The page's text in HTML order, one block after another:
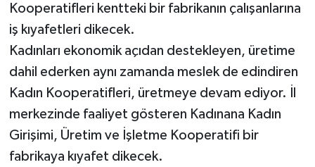
Kooperatifleri kentteki bir fabrikanın çalışanlarına
iş kıyafetleri dikecek.
Kadınları ekonomik açıdan destekleyen, üretime
dahil ederken aynı zamanda meslek de edindiren
Kadın Kooperatifleri, üretmeye devam ediyor. İl
merkezinde faaliyet gösteren Kadınana Kadın
Girişimi, Üretim ve İşletme Kooperatifi bir
fabrikaya kıyafet dikecek.